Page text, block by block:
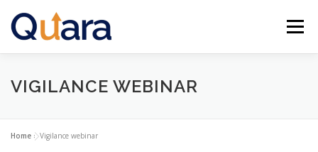
contenu
Menu
ACCUEIL SERVICES ACTUALITÉS
CONTACT
VIGILANCE WEBINAR
Home »Vigilance webinar